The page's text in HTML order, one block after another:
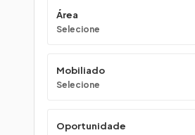
Área
Selecione
Mobiliado
Selecione
Oportunidade